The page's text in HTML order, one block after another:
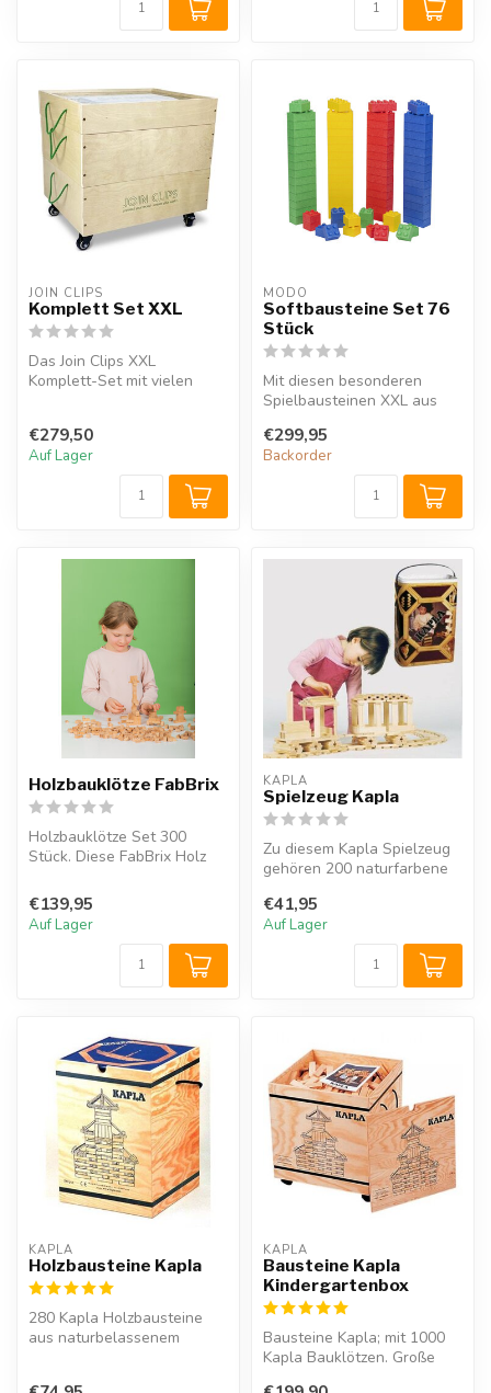
JOIN CLIPS
Komplett Set XXL
Das Join Clips XXL
Komplett-Set mit vielen
€279,50
Auf Lager
MODO
Softbausteine Set 76
Stück
Mit diesen besonderen
Spielbausteinen XXL aus
die Klei...
€299,95
Backorder
Holzbauklötze FabBrix
Holzbauklötze Set 300
Stück. Diese FabBrix Holz
biologisch a...
€139,95
Auf Lager
KAPLA
Spielzeug Kapla
Zu diesem Kapla Spielzeug
gehören 200 naturfarbene
Kapla ...
€41,95
Auf Lager
KAPLA
Holzbausteine Kapla
280 Kapla Holzbausteine
aus naturbelassenem
KAPLA
Bausteine Kapla
Kindergartenbox
Bausteine Kapla; mit 1000
Kapla Bauklötzen. Große